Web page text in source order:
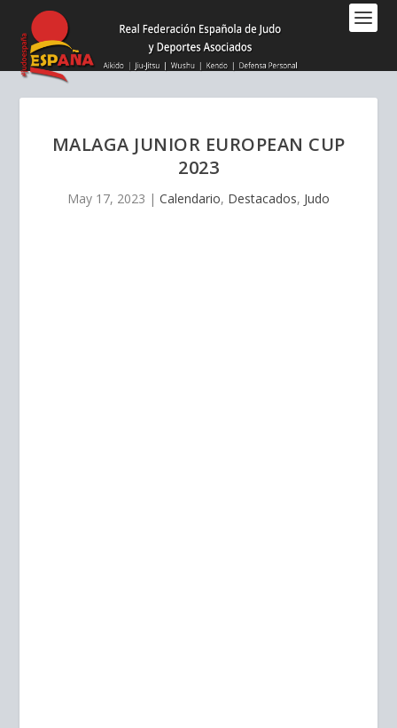
este
sitio
web
MALAGA JUNIOR EUROPEAN CUP
2023
May 17, 2023 | Calendario, Destacados, Judo